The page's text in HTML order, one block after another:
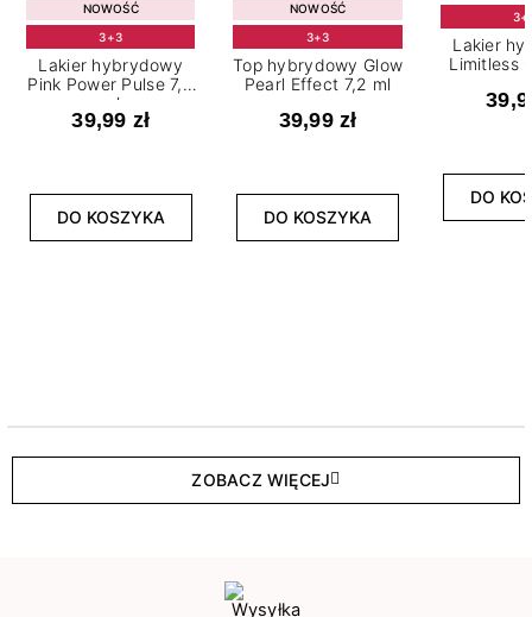
NOWOŚĆ
3+3
Lakier hybrydowy
Pink Power Pulse 7,2
ml
39,99 zł
DO KOSZYKA
NOWOŚĆ
3+3
Top hybrydowy Glow
Pearl Effect 7,2 ml
39,99 zł
DO KOSZYKA
Lakier
Limitless
DO
ZOBACZ WIĘCEJ